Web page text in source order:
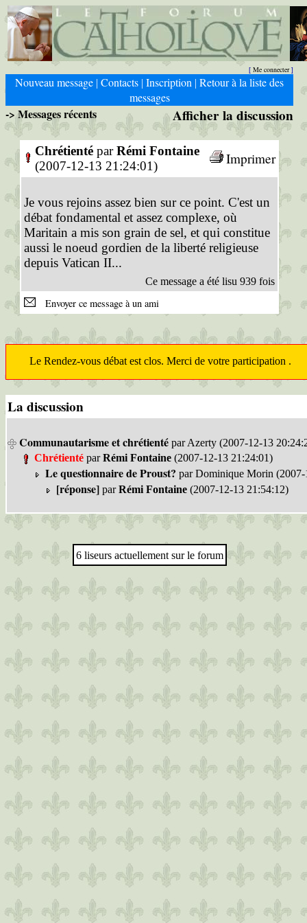
[ Me connecter]
Nouveau message | Contacts | Inscription | Retour à la liste des
messages
-> Messages récents Afficher la discussion
Chrétienté parRémi Fontaine
(2007-12-13 21:24:01)
Imprimer
Je vous rejoins assez bien sur ce point. C'est un
débat fondamental et assez complexe, où
Maritain a mis son grain de sel, et qui constitue
aussi le noeud gordien de la liberté religieuse
depuis Vatican II...
Ce message a été lisu 939 fois
Envoyer ce message à un ami
Le Rendez-vous débat est clos. Merci de votre participation .
La discussion
Communautarisme et chrétienté par Azerty (2007-12-13
Chrétienté parRémi Fontaine (2007-12-13 21:24:01)
Le questionnaire de Proust? par Dominique Morin (2007-
[réponse] parRémi Fontaine (2007-12-13 21:54:12)
6 liseurs actuellement sur le forum